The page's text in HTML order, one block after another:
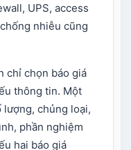
UPS, access
nhiễu cũng
chỉ chọn báo giá
thông tin. Một
lượng, chủng loại,
phần nghiệm
hai báo giá